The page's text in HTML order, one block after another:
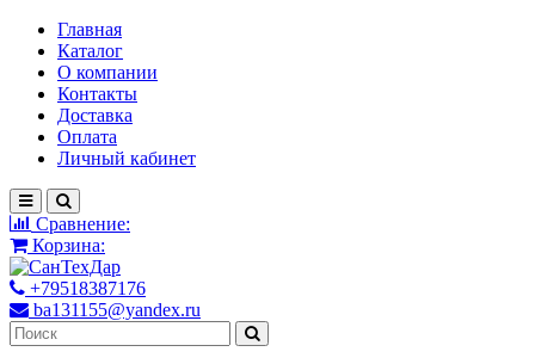
Главная
Каталог
О компании
Контакты
Доставка
Оплата
Личный кабинет
Сравнение:
Корзина:
+79518387176
ba131155@yandex.ru